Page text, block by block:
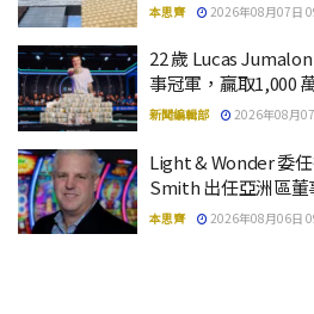
本思齊 2026年08月07日
22 歲 Lucas
事冠軍，贏取1,000
新聞編輯部 2026年08月
Light & Wonder 委
Smith 出任亞洲區董
本思齊 2026年08月06日